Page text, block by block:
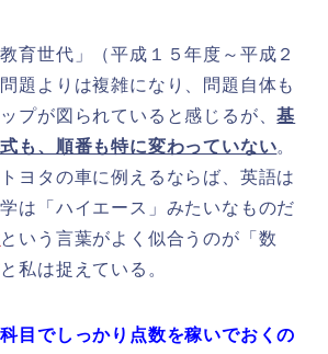
育世代」（平成１５年度～平成２
題よりは複雑になり、問題自体も
プが図られていると感じるが、基
も、順番も特に変わっていない。
ヨタの車に例えるならば、英語は
は「ハイエース」みたいなものだ
という言葉がよく似合うのが「数
私は捉えている。
目でしっかり点数を稼いでおくの